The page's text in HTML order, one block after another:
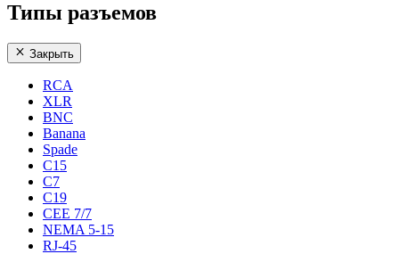
Типы разъемов
Закрыть
RCA
XLR
BNC
Banana
Spade
C15
С7
C19
CEE 7/7
NEMA 5-15
RJ-45